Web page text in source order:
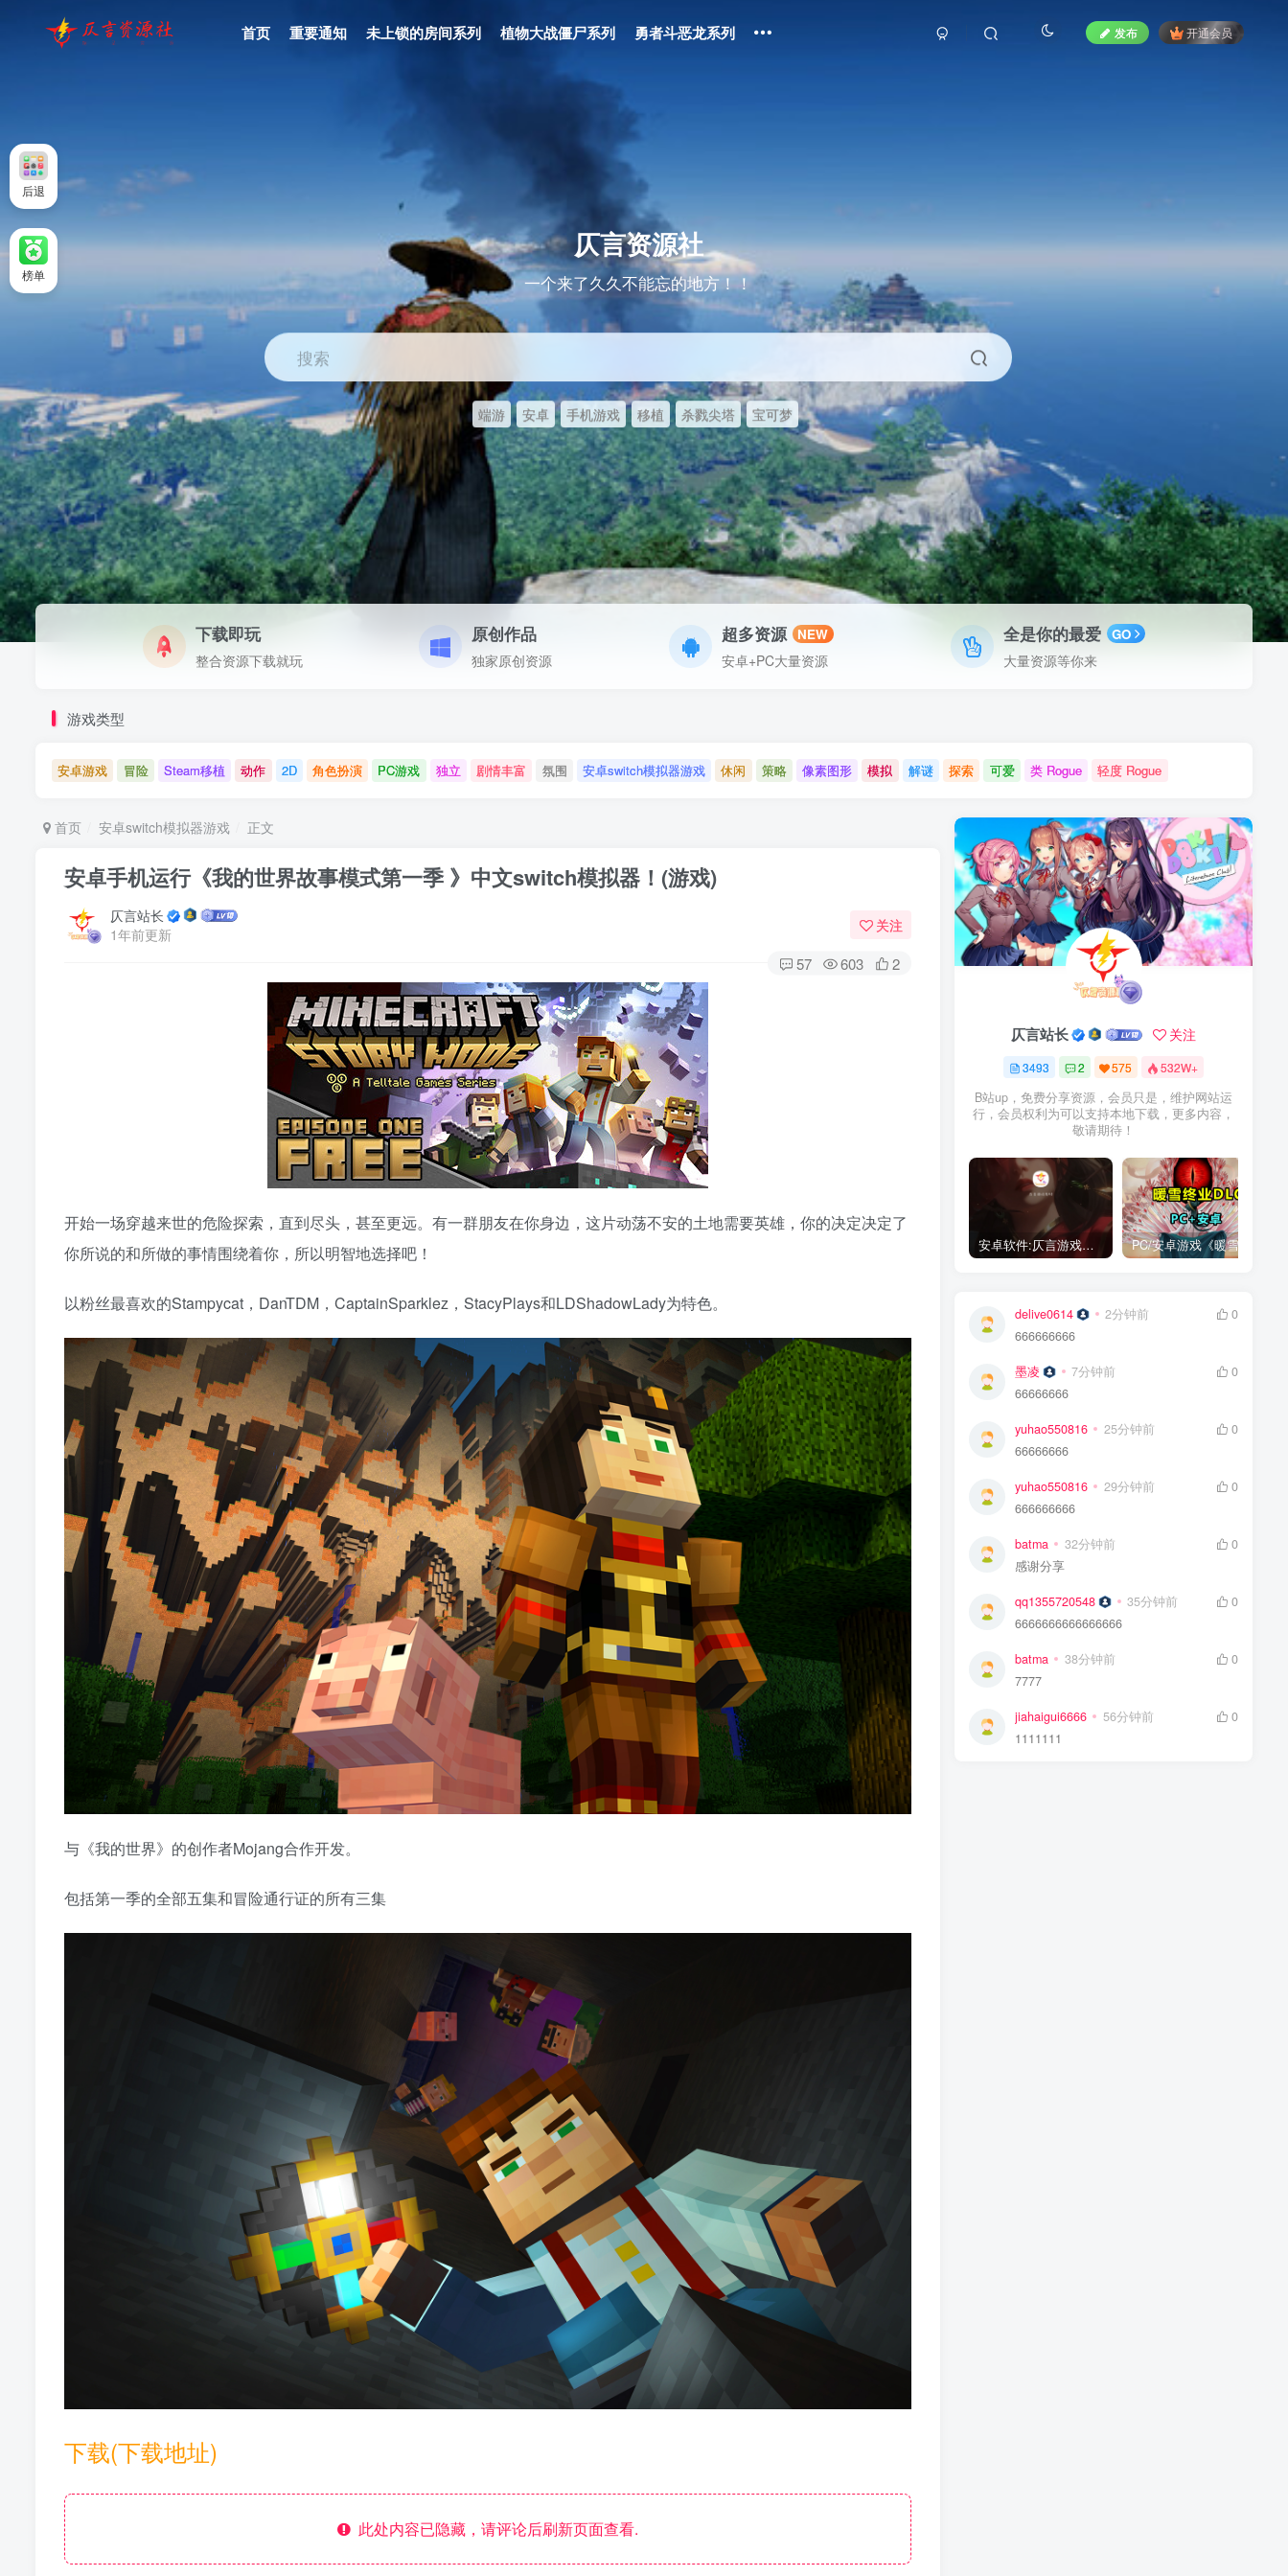
首页 重要通知 未上锁的房间系列 植物大战僵尸系列 勇者斗恶龙系列 发布 开通会员
仄言资源社
一个来了久久不能忘的地方！！
搜索
端游 安卓 手机游戏 移植 杀戮尖塔 宝可梦
下载即玩
整合资源下载就玩
原创作品
独家原创资源
超多资源 NEW
安卓+PC大量资源
全是你的最爱 GO
大量资源等你来
游戏类型
安卓游戏 冒险 Steam移植 动作 2D 角色扮演 PC游戏 独立 剧情丰富 氛围 安卓switch模拟器游戏 休闲 策略 像素图形 模拟 解谜 探索 可爱 类 Rogue 轻度 Rogue
首页 安卓switch模拟器游戏 正文
安卓手机运行《我的世界故事模式第一季 》中文switch模拟器！(游戏)
仄言站长
1年前更新
关注
57 603 2
开始一场穿越来世的危险探索，直到尽头，甚至更远。有一群朋友在你身边，这片动荡不安的土地需要英雄，你的决定决定了
你所说的和所做的事情围绕着你，所以明智地选择吧！
以粉丝最喜欢的Stampycat，DanTDM，CaptainSparklez，StacyPlays和LDShadowLady为特色。
与《我的世界》的创作者Mojang合作开发。
包括第一季的全部五集和冒险通行证的所有三集
下载(下载地址)
此处内容已隐藏，请评论后刷新页面查看.
仄言站长 关注
3493 2 575 532W+
B站up，免费分享资源，会员只是，维护网站运
行，会员权利为可以支持本地下载，更多内容，
敬请期待！
安卓软件:仄言游戏库4.0APP全新上架了！没有下的赶紧下载呀！
delive0614 2分钟前
0
666666666
墨凌 7分钟前
0
66666666
yuhao550816 25分钟前
0
66666666
yuhao550816 29分钟前
0
666666666
batma 32分钟前
0
感谢分享
qq1355720548 35分钟前
0
6666666666666666
batma 38分钟前
0
7777
jiahaigui6666 56分钟前
0
1111111
后退
榜单